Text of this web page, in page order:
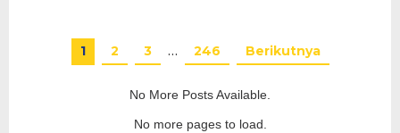
1 2 3 … 246 Berikutnya
No More Posts Available.
No more pages to load.